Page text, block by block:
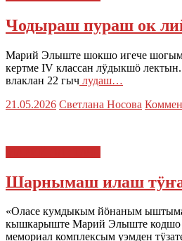
Чодыраш пураш ок
Марий Элыште шокшо игече
кертме IV классан лӱдыкшӧ
влаклан 22 гыч лудаш…
21.05.2026 Светлана Носова
Шарнымаш илаш
«Оласе кумдыкым йӧнаным
кышкарыште Марий Элыште кодшо
мемориал комплексым уэмден